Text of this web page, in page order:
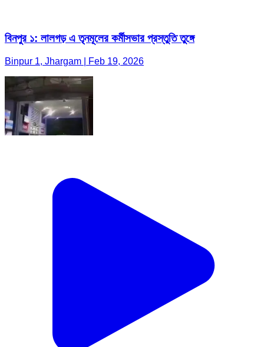
বিনপুর ১: লালগড় এ তৃনমূলের কর্মীসভার প্রস্তুতি তুঙ্গে
Binpur 1, Jhargam | Feb 19, 2026